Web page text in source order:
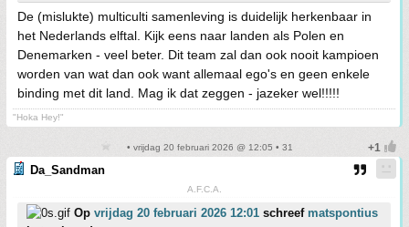
De (mislukte) multiculti samenleving is duidelijk herkenbaar in
het Nederlands elftal. Kijk eens naar landen als Polen en
Denemarken - veel beter. Dit team zal dan ook nooit kampioen
worden van wat dan ook want allemaal ego's en geen enkele
binding met dit land. Mag ik dat zeggen - jazeker wel!!!!!
"Hoka Hey!"
• vrijdag 20 februari 2026 @ 12:05 • 31
Da_Sandman
A.F.C.A.
Op vrijdag 20 februari 2026 12:01 schreef matspontius